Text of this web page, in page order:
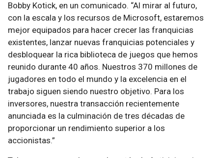
Bobby Kotick, en un comunicado. “Al mirar al futuro,
con la escala y los recursos de Microsoft, estaremos
mejor equipados para hacer crecer las franquicias
existentes, lanzar nuevas franquicias potenciales y
desbloquear la rica biblioteca de juegos que hemos
reunido durante 40 años. Nuestros 370 millones de
jugadores en todo el mundo y la excelencia en el
trabajo siguen siendo nuestro objetivo. Para los
inversores, nuestra transacción recientemente
anunciada es la culminación de tres décadas de
proporcionar un rendimiento superior a los
accionistas.”